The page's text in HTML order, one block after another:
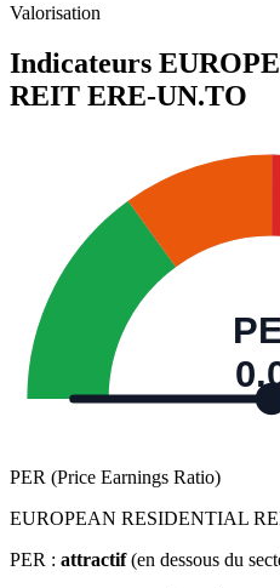
Valorisation
Indicateurs
REIT ERE-UN.TO
PER (Price Earnings Ratio)
EUROPEAN RESIDENTIAL
PER : attractif (en dessous du